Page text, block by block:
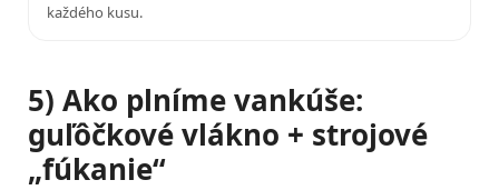
každého kusu.
5) Ako plníme vankúše:
guľôčkové vlákno + strojové
„fúkanie“